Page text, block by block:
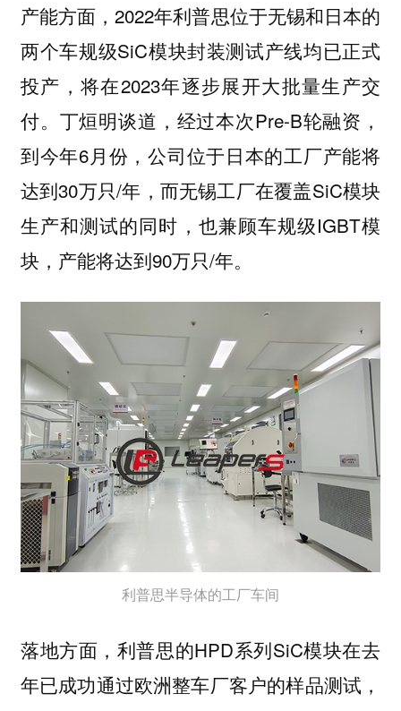
产能方面，2022年利普思位于无锡和日本的
两个车规级SiC模块封装测试产线均已正式
投产，将在2023年逐步展开大批量生产交
付。丁烜明谈道，经过本次Pre-B轮融资，
到今年6月份，公司位于日本的工厂产能将
达到30万只/年，而无锡工厂在覆盖SiC模块
生产和测试的同时，也兼顾车规级IGBT模
块，产能将达到90万只/年。
利普思半导体的工厂车间
落地方面，利普思的HPD系列SiC模块在去
年已成功通过欧洲整车厂客户的样品测试，